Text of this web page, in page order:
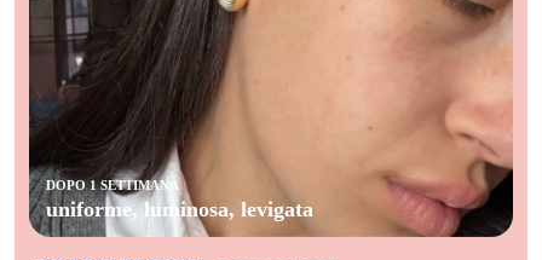
DOPO 1 SETTIMANA
uniforme, luminosa, levigata